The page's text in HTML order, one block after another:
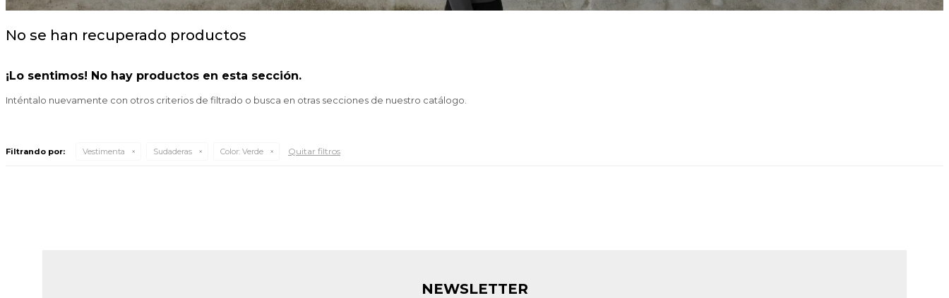
No se han recuperado productos
¡Lo sentimos! No hay productos en esta sección.
Inténtalo nuevamente con otros criterios de filtrado o busca en otras secciones de nuestro catálogo.
Filtrando por: Vestimenta Sudaderas Color: Verde Quitar filtros
NEWSLETTER